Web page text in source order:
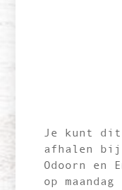
Je kunt
afhalen bij
Odoorn en
op